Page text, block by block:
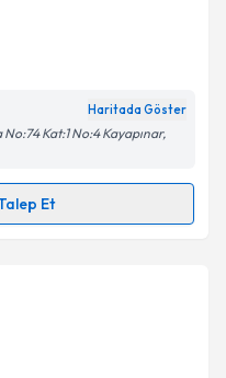
almanız için bir
ile bilgilendireceğiz.
ilişkinAydınlatma
verilerimin belirtilen
ediyorum.
Gönder
Haritada Göster
Kat:1 No:4 Kayapınar,
Et
takvimi talebi
almanız için bir
ile bilgilendireceğiz.